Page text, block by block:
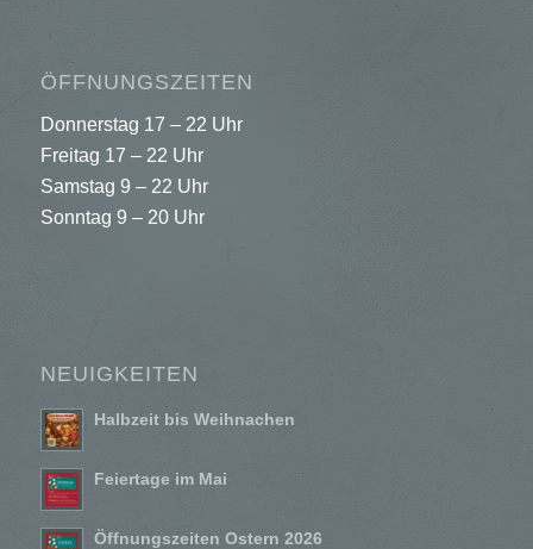
ÖFFNUNGSZEITEN
Donnerstag 17 – 22 Uhr
Freitag 17 – 22 Uhr
Samstag 9 – 22 Uhr
Sonntag 9 – 20 Uhr
NEUIGKEITEN
Halbzeit bis Weihnachen
Feiertage im Mai
Öffnungszeiten Ostern 2026